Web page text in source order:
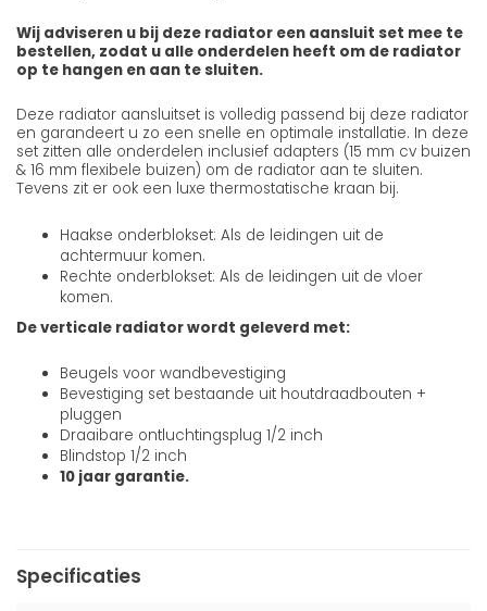
Wij adviseren u bij deze radiator een aansluit set mee te
bestellen, zodat u alle onderdelen heeft om de radiator
op te hangen en aan te sluiten.
Deze radiator aansluitset is volledig passend bij deze radiator
en garandeert u zo een snelle en optimale installatie. In deze
set zitten alle onderdelen inclusief adapters (15 mm cv buizen
& 16 mm flexibele buizen) om de radiator aan te sluiten.
Tevens zit er ook een luxe thermostatische kraan bij.
Haakse onderblokset: Als de leidingen uit de
achtermuur komen.
Rechte onderblokset: Als de leidingen uit de vloer
komen.
De verticale radiator wordt geleverd met:
Beugels voor wandbevestiging
Bevestiging set bestaande uit houtdraadbouten +
pluggen
Draaibare ontluchtingsplug 1/2 inch
Blindstop 1/2 inch
10 jaar garantie.
Specificaties